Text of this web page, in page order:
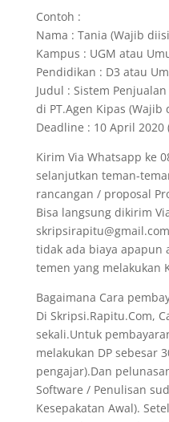
Contoh :
Nama : Tania (Wajib
Kampus : UGM atau
Pendidikan : D3 atau
Judul : Sistem
di PT.Agen Kipas
Deadline : 10 April 2020
Kirim Via Whatsapp ke
selanjutkan teman-
rancangan / proposal
Bisa langsung dikirim
skripsirapitu@gmail.com
tidak ada biaya apapun
temen yang melakukan
Bagaimana Cara
Di Skripsi.Rapitu.Com,
sekali.Untuk
melakukan DP sebesar
pengajar).Dan
Software / Penulisan
Kesepakatan Awal).